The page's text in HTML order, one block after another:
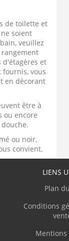
de toilette et
soient
veuillez
rangement
d'étagères et
fournis, vous
en décorant
être à
ou encore
ou noir,
convient.
LIENS
Plan
Conditions
Mentions